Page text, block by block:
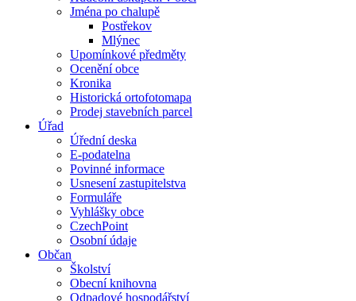
Jména po chalupě
Postřekov
Mlýnec
Upomínkové předměty
Ocenění obce
Kronika
Historická ortofotomapa
Prodej stavebních parcel
Úřad
Úřední deska
E-podatelna
Povinné informace
Usnesení zastupitelstva
Formuláře
Vyhlášky obce
CzechPoint
Osobní údaje
Občan
Školství
Obecní knihovna
Odpadové hospodářství